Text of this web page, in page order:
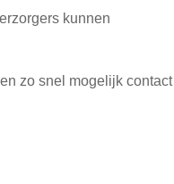
kunnen
zo snel mogelijk contact